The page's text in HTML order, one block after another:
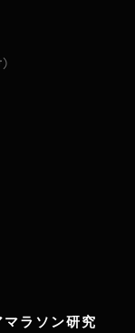
)
ラソン研究